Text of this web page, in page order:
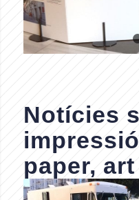
Notícies
paper,